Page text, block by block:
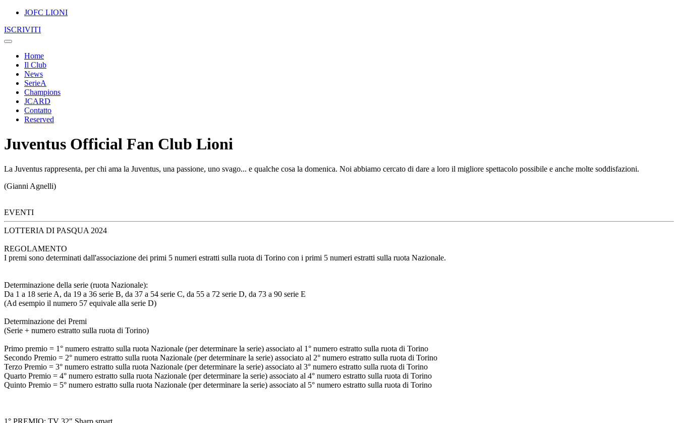
JOFC LIONI
ISCRIVITI
Home
Il Club
News
SerieA
Champions
JCARD
Contatto
Reserved
Juventus Official Fan Club Lioni
La Juventus rappresenta, per chi ama la Juventus, una passione, uno svago... e qualche cosa la domenica. Noi abbiamo cercato di dare a loro il migliore spettacolo possibile e anche molte soddisfazioni.
(Gianni Agnelli)
EVENTI
LOTTERIA DI PASQUA 2024
REGOLAMENTO
I premi sono determinati dall'associazione dei primi 5 numeri estratti sulla ruota di Torino con i primi 5 numeri estratti sulla ruota Nazionale.
Determinazione della serie (ruota Nazionale):
Da 1 a 18 serie A, da 19 a 36 serie B, da 37 a 54 serie C, da 55 a 72 serie D, da 73 a 90 serie E
(Ad esempio il numero 57 equivale alla serie D)
Determinazione dei Premi
(Serie + numero estratto sulla ruota di Torino)
Primo premio = 1° numero estratto sulla ruota Nazionale (per determinare la serie) associato al 1° numero estratto sulla ruota di Torino
Secondo Premio = 2° numero estratto sulla ruota Nazionale (per determinare la serie) associato al 2° numero estratto sulla ruota di Torino
Terzo Premio = 3° numero estratto sulla ruota Nazionale (per determinare la serie) associato al 3° numero estratto sulla ruota di Torino
Quarto Premio = 4° numero estratto sulla ruota Nazionale (per determinare la serie) associato al 4° numero estratto sulla ruota di Torino
Quinto Premio = 5° numero estratto sulla ruota Nazionale (per determinare la serie) associato al 5° numero estratto sulla ruota di Torino
1° PREMIO: TV 32" Sharp smart